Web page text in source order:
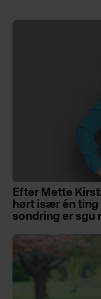
Efter Mette
hørt især én ting
sondring er sgu